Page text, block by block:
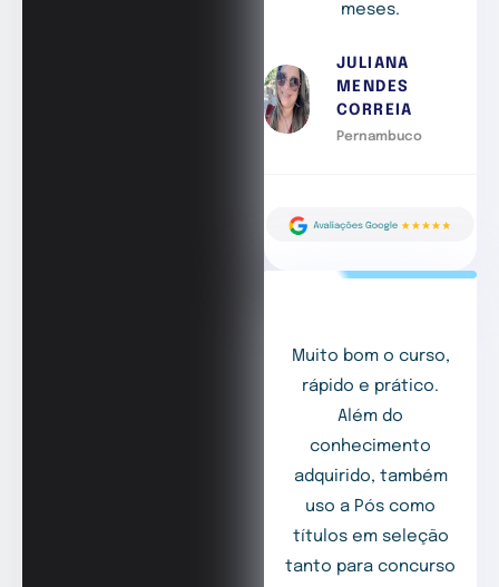
meses.
JULIANA
MENDES
CORREIA
Pernambuco
Muito bom o curso,
rápido e prático.
Além do
conhecimento
adquirido, também
uso a Pós como
títulos em seleção
tanto para concurso